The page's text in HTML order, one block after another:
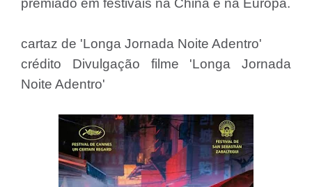
premiado em festivais na China e na Europa.
cartaz de 'Longa Jornada Noite Adentro'
crédito Divulgação filme 'Longa Jornada
Noite Adentro'